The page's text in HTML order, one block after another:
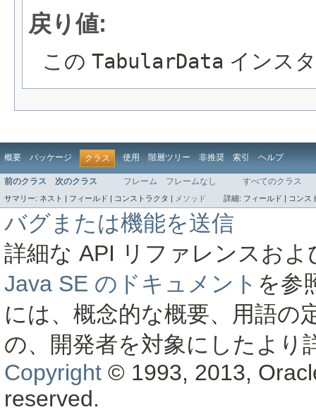
戻り値:
この TabularData インス
概要 パッケージ クラス 使用 階層ツリー 非推奨 索引 ヘルプ
前のクラス 次のクラス フレーム フレームなし すべてのクラス
サマリー: ネスト | フィールド | コンストラクタ | メソッド 詳細: フィールド | コンス
バグまたは機能を送信
詳細な API リファレンスお
Java SE のドキュメント を参
には、概念的な概要、用語の
の、開発者を対象にしたより
Copyright © 1993, 2013,
reserved.